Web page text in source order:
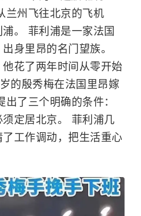
兰州飞往北京的飞机
。 菲利浦是一家法国
身里昂的名门望族。
花了两年时间从零开始
的殷秀梅在法国里昂嫁
了三个明确的条件：
定居北京。 菲利浦几
工作调动，把生活重心